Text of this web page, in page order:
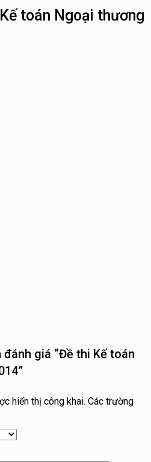
toán Ngoại thương
giá “Đề thi Kế toán
hiển thị công khai. Các trường